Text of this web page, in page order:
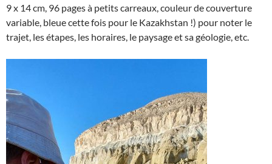
9 x 14 cm, 96 pages à petits carreaux, couleur de couverture
variable, bleue cette fois pour le Kazakhstan !) pour noter le
trajet, les étapes, les horaires, le paysage et sa géologie, etc.